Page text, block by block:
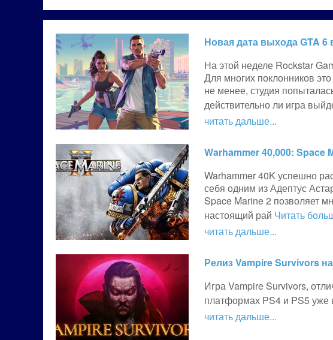
Новая дата выхода GTA
На этой неделе Rockstar
Для многих поклонников
не менее, студия
действительно ли игра
читать дальше...
Warhammer 40,000: Space
Warhammer 40K успешно
себя одним из Адептус
Space Marine 2 позволяет
настоящий рай Читать
читать дальше...
Релиз Vampire Survivors
Игра Vampire Survivors,
платформах PS4 и PS5 уже
читать дальше...